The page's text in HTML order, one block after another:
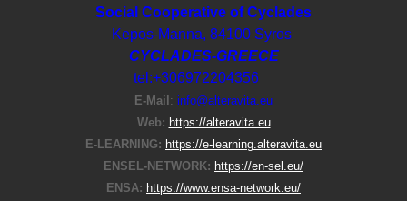
Social Cooperative of Cyclades
Kepos-Manna, 84100 Syros
CYCLADES-GREECE
tel:+306972204356
E-Μail : info@alteravita.eu
Web: https://alteravita.eu
E-LEARNING: https://e-learning.alteravita.eu
ENSEL-NETWORK: https://en-sel.eu/
ENSA: https://www.ensa-network.eu/